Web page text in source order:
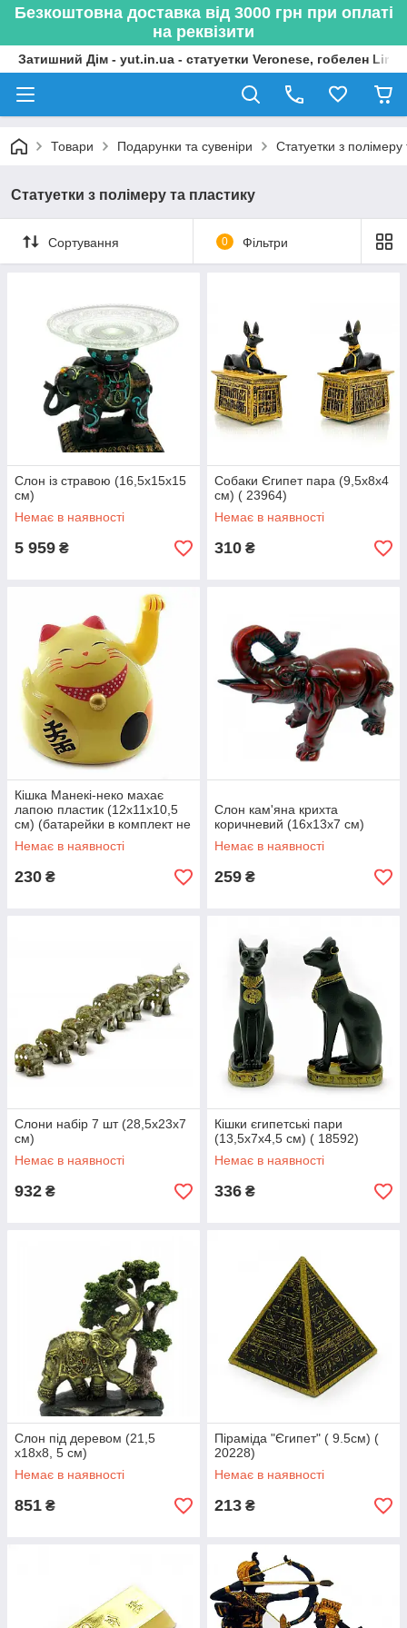
Безкоштовна доставка від 3000 грн при оплаті
на реквізити
Затишний Дім - yut.in.ua - статуетки Veronese, гобелен
Товари Подарунки та сувеніри Статуетки з полімеру
Статуетки з полімеру та пластику
Сортування 0 Фільтри
Слон із стравою (16,5х15х15
см)
Немає в наявності
5 959 ₴
Собаки Єгипет пара (9,5х8х4
см) ( 23964)
Немає в наявності
310 ₴
Кішка Манекі-неко махає
лапою пластик (12х11х10,5
см) (батарейки в комплект не
входять) ( 30851)
Немає в наявності
230 ₴
Слон кам'яна крихта
коричневий (16х13х7 см)
Немає в наявності
259 ₴
Слони набір 7 шт (28,5х23х7
см)
Немає в наявності
932 ₴
Кішки єгипетські пари
(13,5х7х4,5 см) ( 18592)
Немає в наявності
336 ₴
Слон під деревом (21,5
х18х8, 5 см)
Немає в наявності
851 ₴
Піраміда "Єгипет" ( 9.5см) (
20228)
Немає в наявності
213 ₴